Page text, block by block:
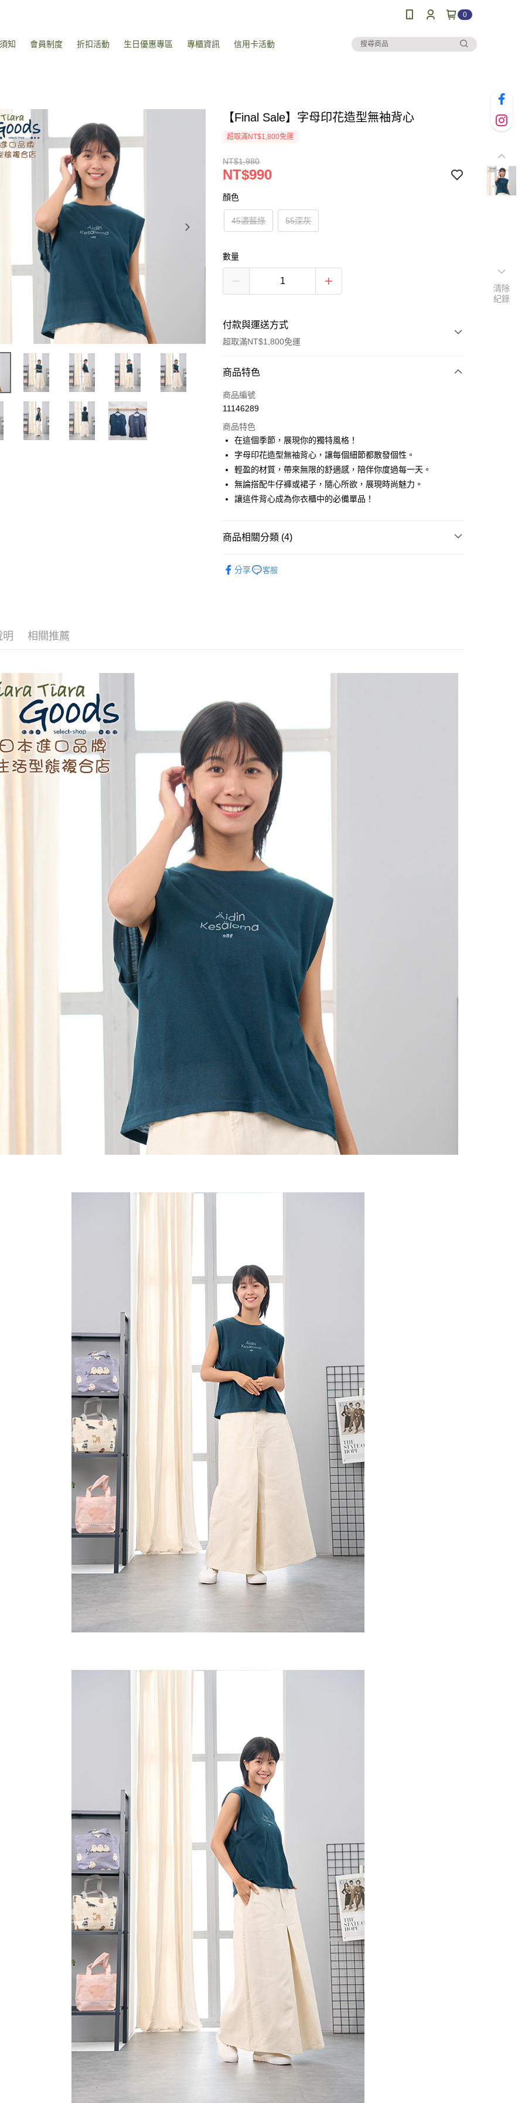
0
知 會員制度 折扣活動 生日優惠專區 專櫃資訊 信用卡活動
【Final Sale】字母印花造型無袖背心
超取滿NT$1,800免運
NT$1,980
NT$990
顏色
45濃藍綠 55深灰
數量
付款與運送方式
超取滿NT$1,800免運
付款方式
信用卡一次付款
LINE Pay
Apple Pay
悠遊付
Google Pay
【關於「AFTEE先享後付」】
※ 請注意：結帳手續完成當下不需立刻繳費，但若您需要取消訂單，請聯
絡購買商品的店家。未經商家同意取消之訂單仍視為有效，需透過AFTEE
先享後付繳納相關費用。
※ 交易是否成功請以「AFTEE先享後付 」之結帳頁面顯示為準，若有關於
是否繳費成功／繳費後需取消欲退款等相關疑問，請聯繫「AFTEE先享後
付客戶支援中心」
【注意事項】
１．透過由恩沛科技股份有限公司提供之「AFTEE先享後付」服務完成之
交易，需依本服務之必要範圍內提供個人資料，並將交易相關給付款項請
求債權轉讓予恩沛科技股份有限公司。
２．關於個人資料處理事宜，請瀏覽以下網址：
https://aftee.tw/terms/#terms3
３．未成年的使用者請事先徵得法定代理人或監護人之同意方可使用
「AFTEE先享後付」，若未經同意申辦者引起之損失，本公司不負相關責
４．使用「AFTEE先享後付」時，將依據個別帳號之用戶狀況，依本公司
即時審查核予不同之上限額度；若仍有額度不足之情形，本公司將視審查
結果請求用戶進行身份認證。
５．嚴禁一人註冊多個帳號或使用他人資訊註冊。若發現惡意使用之情
形，恩沛科技股份有限公司將有權停止該用戶之使用額度並採取法律行
動。
7-11取貨付款
每筆NT$60，滿NT$2,000(含以上)免運費
付款後7-11取貨
每筆NT$60，滿NT$2,000(含以上)免運費
黑貓宅急便(包裹尺寸60cm以下)
每筆NT$100，滿NT$2,000(含以上)免運費
黑貓宅急便(包裹尺寸90cm以下)
每筆NT$140，滿NT$2,000(含以上)免運費
商品特色
商品編號
11146289
商品特色
在這個季節，展現你的獨特風格！
字母印花造型無袖背心，讓每個細節都散發個性。
輕盈的材質，帶來無限的舒適感，陪伴你度過每一天。
無論搭配牛仔褲或裙子，隨心所欲，展現時尚魅力。
讓這件背心成為你衣櫃中的必備單品！
商品相關分類 (4)
分享 客服
明 相關推薦
清除
紀錄